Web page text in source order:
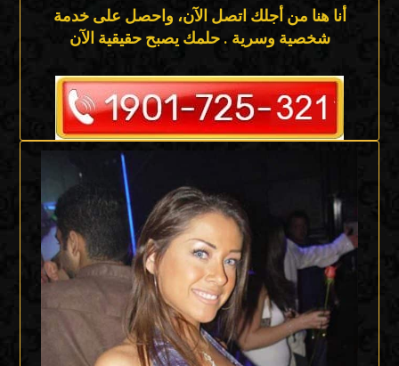
أنا هنا من أجلك اتصل الآن، واحصل على خدمة
شخصية وسرية . حلمك يصبح حقيقية الآن